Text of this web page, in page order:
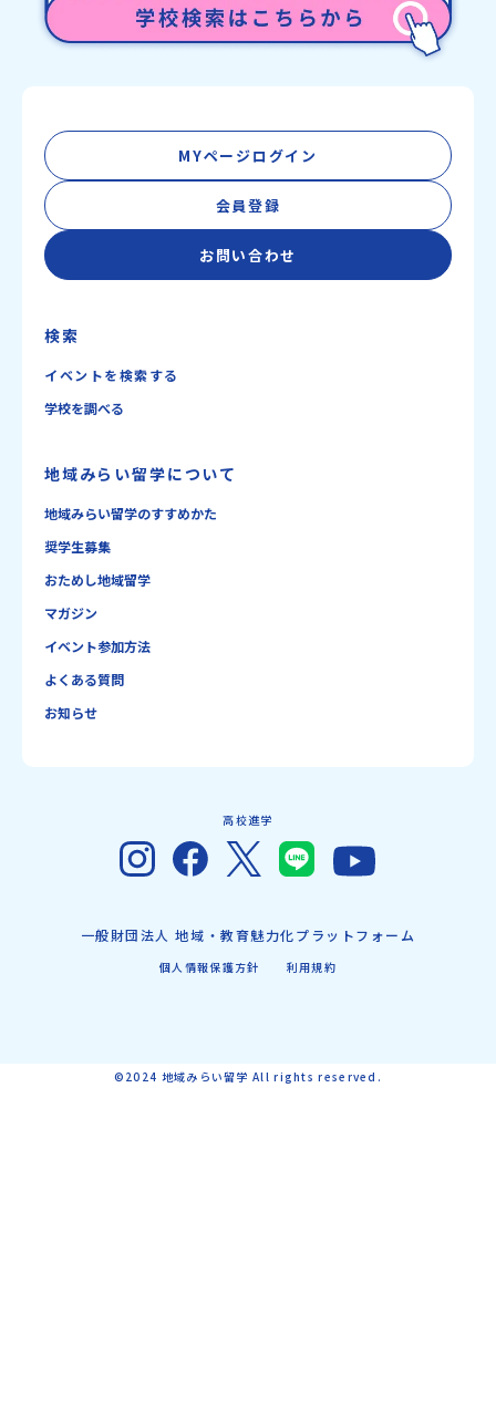
MYページログイン
会員登録
お問い合わせ
検索
イベントを検索する
学校を調べる
地域みらい留学について
地域みらい留学のすすめかた
奨学生募集
おためし地域留学
マガジン
イベント参加方法
よくある質問
お知らせ
高校進学
一般財団法人 地域・教育魅力化プラットフォーム
個人情報保護方針 利用規約
©2024 地域みらい留学 All rights reserved.